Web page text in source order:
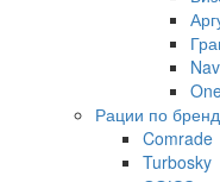
Рации по
Comrade
Turbosky